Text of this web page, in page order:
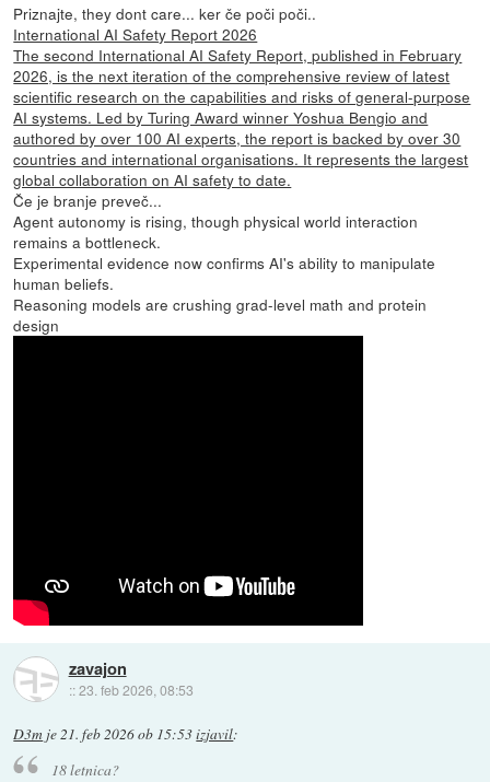
Priznajte, they dont care... ker če poči poči..
International AI Safety Report 2026
The second International AI Safety Report, published in February
2026, is the next iteration of the comprehensive review of latest
scientific research on the capabilities and risks of general-purpose
AI systems. Led by Turing Award winner Yoshua Bengio and
authored by over 100 AI experts, the report is backed by over 30
countries and international organisations. It represents the largest
global collaboration on AI safety to date.
Če je branje preveč...
Agent autonomy is rising, though physical world interaction
remains a bottleneck.
Experimental evidence now confirms AI's ability to manipulate
human beliefs.
Reasoning models are crushing grad-level math and protein
design
zavajon
::23. feb 2026, 08:53
D3m je21. feb 2026 ob 15:53izjavil:
18 letnica?